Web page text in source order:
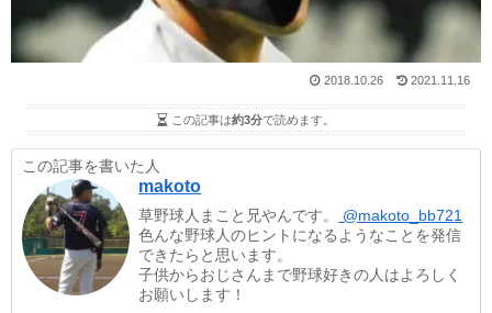
2018.10.26 2021.11.16
この記事は約3分で読めます。
この記事を書いた人
makoto
草野球人まこと兄やんです。
@makoto_bb721
色んな野球人のヒントになるようなことを発信
できたらと思います。
子供からおじさんまで野球好きの人はよろしく
お願いします！